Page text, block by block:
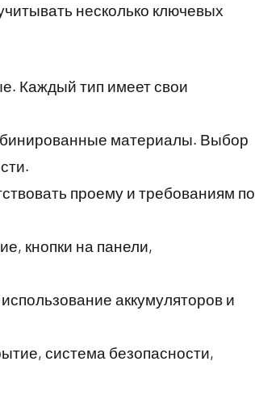
несколько ключевых
Каждый тип имеет свои
материалы. Выбор
проему и требованиям по
кнопки на панели,
аккумуляторов и
система безопасности,